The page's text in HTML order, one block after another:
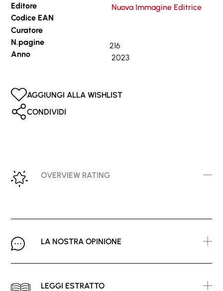
Editore
Nuova Immagine Editrice
Codice EAN
Curatore
N.pagine
216
Anno
2023
AGGIUNGI ALLA WISHLIST
CONDIVIDI
OVERVIEW RATING
LA NOSTRA OPINIONE
LEGGI ESTRATTO